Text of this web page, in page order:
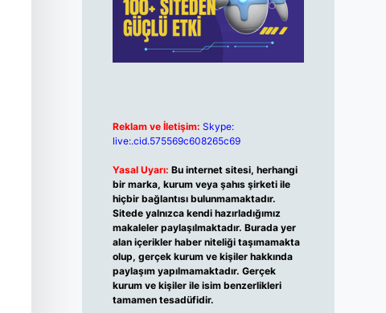
Reklam ve İletişim: Skype:
live:.cid.575569c608265c69
Yasal Uyarı: Bu internet sitesi, herhangi
bir marka, kurum veya şahıs şirketi ile
hiçbir bağlantısı bulunmamaktadır.
Sitede yalnızca kendi hazırladığımız
makaleler paylaşılmaktadır. Burada yer
alan içerikler haber niteliği taşımamakta
olup, gerçek kurum ve kişiler hakkında
paylaşım yapılmamaktadır. Gerçek
kurum ve kişiler ile isim benzerlikleri
tamamen tesadüfidir.